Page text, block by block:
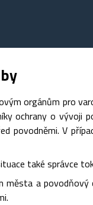
orgánům pro
ochrany o vývoji
povodněmi. V
také správce
města a